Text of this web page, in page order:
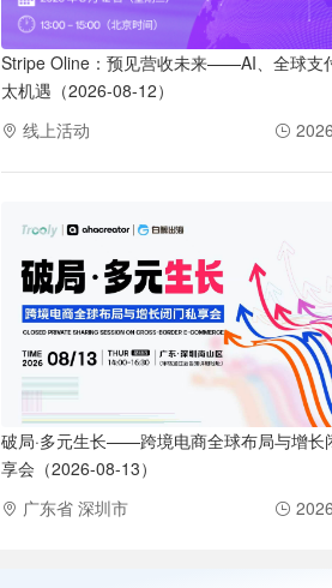
Stripe Oline：预见营收未来——AI、全球支
太机遇（2026-08-12）
线上活动
破局·多元生长——跨境电商全球布局与增长
享会（2026-08-13）
广东省 深圳市